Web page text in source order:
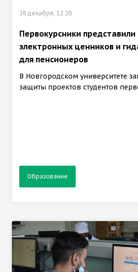
28 декабря, 12:20
Первокурсники
электронных ценников и
для пенсионеров
В Новгородском университете
защиты проектов студентов
Образование